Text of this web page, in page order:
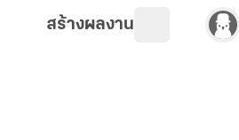
สร้างผลงาน